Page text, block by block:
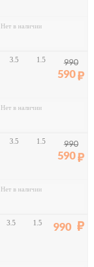
Нет в наличии
3.5 1.5 990
590
Нет в наличии
3.5 1.5 990
590
Нет в наличии
3.5 1.5 990